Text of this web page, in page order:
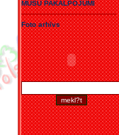
MŪSU PAKALPOJUMI
Foto arhīvs